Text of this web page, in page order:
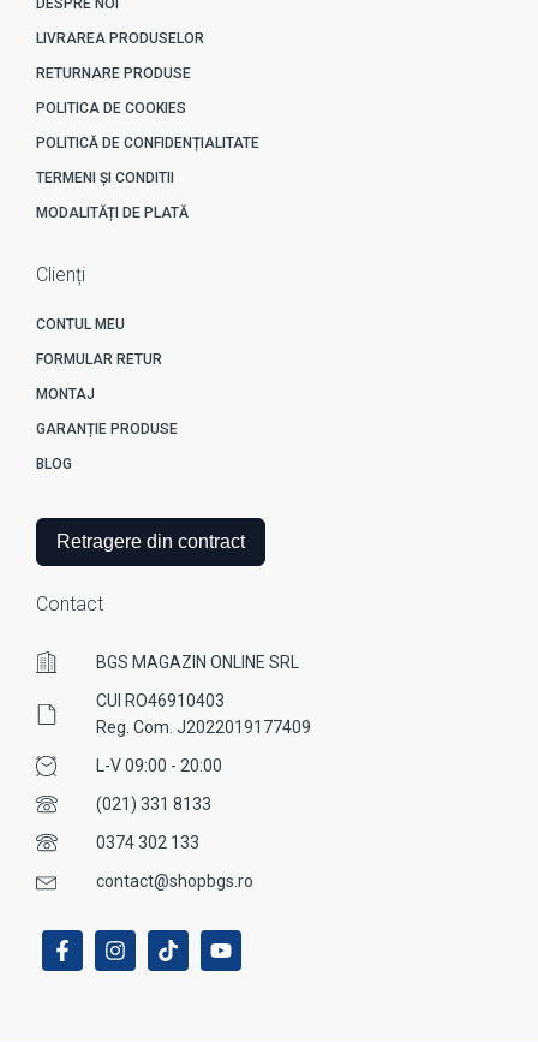
LIVRAREA PRODUSELOR
RETURNARE PRODUSE
POLITICA DE COOKIES
POLITICĂ DE CONFIDENȚIALITATE
TERMENI ȘI CONDITII
MODALITĂȚI DE PLATĂ
Clienți
CONTUL MEU
FORMULAR RETUR
MONTAJ
GARANȚIE PRODUSE
BLOG
Retragere din contract
Contact
BGS MAGAZIN ONLINE SRL
CUI RO46910403
Reg. Com. J2022019177409
L-V 09:00 - 20:00
(021) 331 8133
0374 302 133
contact@shopbgs.ro